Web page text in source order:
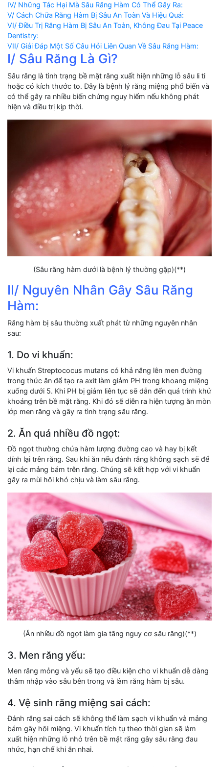
IV/ Những Tác Hại Mà Sâu Răng Hàm Có Thể Gây Ra:
V/ Cách Chữa Răng Hàm Bị Sâu An Toàn Và Hiệu Quả:
VI/ Điều Trị Răng Hàm Bị Sâu An Toàn, Không Đau Tại Peace
Dentistry:
VII/ Giải Đáp Một Số Câu Hỏi Liên Quan Về Sâu Răng Hàm:
I/ Sâu Răng Là Gì?
Sâu răng là tình trạng bề mặt răng xuất hiện những lỗ sâu li ti
hoặc có kích thước to. Đây là bệnh lý răng miệng phổ biến và
có thể gây ra nhiều biến chứng nguy hiểm nếu không phát
hiện và điều trị kịp thời.
(Sâu răng hàm dưới là bệnh lý thường gặp)(**)
II/ Nguyên Nhân Gây Sâu Răng
Hàm:
Răng hàm bị sâu thường xuất phát từ những nguyên nhân
sau:
1. Do vi khuẩn:
Vi khuẩn Streptococus mutans có khả năng lên men đường
trong thức ăn để tạo ra axit làm giảm PH trong khoang miệng
xuống dưới 5. Khi PH bị giảm liên tục sẽ dẫn đến quá trình khử
khoáng trên bề mặt răng. Khi đó sẽ diễn ra hiện tượng ăn mòn
lớp men răng và gây ra tình trạng sâu răng.
2. Ăn quá nhiều đồ ngọt:
Đồ ngọt thường chứa hàm lượng đường cao và hay bị kết
dính lại trên răng. Sau khi ăn nếu đánh răng không sạch sẽ để
lại các mảng bám trên răng. Chúng sẽ kết hợp với vi khuẩn
gây ra mùi hôi khó chịu và làm sâu răng.
(Ăn nhiều đồ ngọt làm gia tăng nguy cơ sâu răng)(**)
3. Men răng yếu:
Men răng mỏng và yếu sẽ tạo điều kiện cho vi khuẩn dễ dàng
thâm nhập vào sâu bên trong và làm răng hàm bị sâu.
4. Vệ sinh răng miệng sai cách:
Đánh răng sai cách sẽ không thể làm sạch vi khuẩn và mảng
bám gây hôi miệng. Vi khuẩn tích tụ theo thời gian sẽ làm
xuất hiện những lỗ nhỏ trên bề mặt răng gây sâu răng đau
nhức, hạn chế khi ăn nhai.